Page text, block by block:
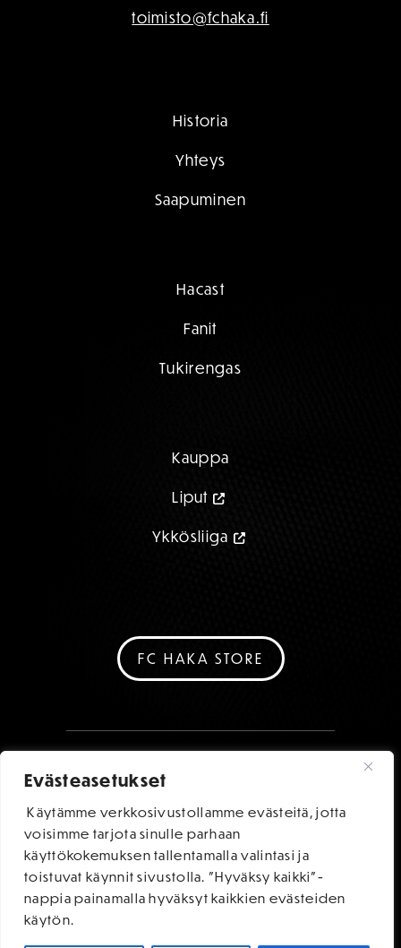
Evästeasetukset
Käytämme verkkosivustollamme evästeitä, jotta
voisimme tarjota sinulle parhaan
käyttökokemuksen tallentamalla valintasi ja
toistuvat käynnit sivustolla. "Hyväksy kaikki"-
nappia painamalla hyväksyt kaikkien evästeiden
käytön.
toimisto@fchaka.fi
Historia
Yhteys
Saapuminen
Hacast
Fanit
Tukirengas
Kauppa
Liput
Ykkösliiga
FC HAKA STORE